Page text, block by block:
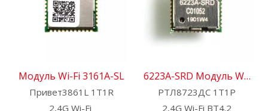
предварительная
сертификация: SRRC
Модуль Wi-Fi 3161A-SL
Привет3861L 1T1R
2,4G Wi-Fi
6223A-SRD Модуль Wi-
Fi
РТЛ8723ДС 1Т1Р
2,4G Wi-Fi BT4.2